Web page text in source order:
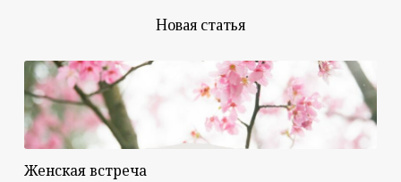
Новая статья
Женская встреча